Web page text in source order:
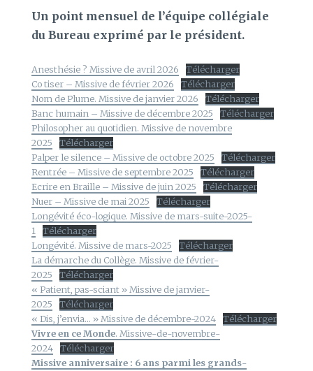
Un point mensuel de l’équipe collégiale
du Bureau exprimé par le président.
Anesthésie ? Missive de avril 2026
Télécharger
Co tiser – Missive de février 2026
Télécharger
Nom de Plume. Missive de janvier 2026
Télécharger
Banc humain – Missive de décembre 2025
Télécharger
Philosopher au quotidien. Missive de novembre
2025
Télécharger
Palper le silence – Missive de octobre 2025
Télécharger
Rentrée – Missive de septembre 2025
Télécharger
Ecrire en Braille – Missive de juin 2025
Télécharger
Nuer – Missive de mai 2025
Télécharger
Longévité éco-logique. Missive de mars-suite-2025-
1
Télécharger
Longévité. Missive de mars-2025
Télécharger
La démarche du Collège. Missive de février-
2025
Télécharger
« Patient, pas-sciant » Missive de janvier-
2025
Télécharger
« Dis, j’envia… » Missive de décembre-2024
Télécharger
Vivre en ce Monde. Missive-de-novembre-
2024
Télécharger
Missive anniversaire : 6 ans parmi les grands-